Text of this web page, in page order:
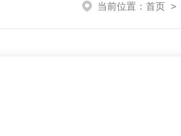
当前位置： 首页>